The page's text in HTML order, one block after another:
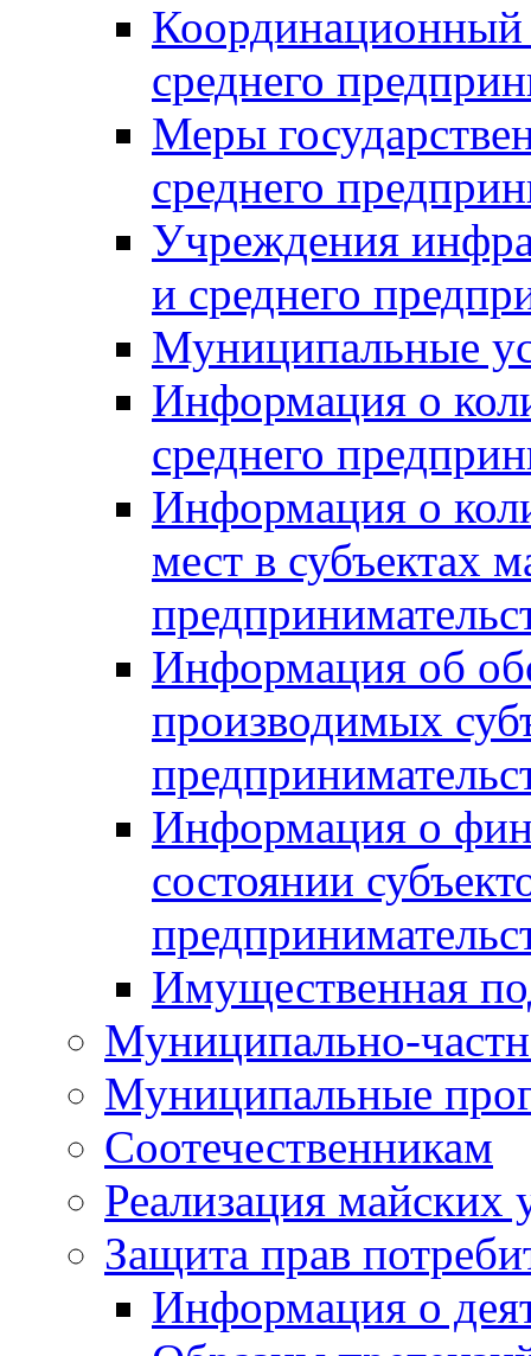
Координационный
среднего
Меры
среднего
Учреждения
и среднего
Муниципальные
Информация о
среднего
Информация о
мест в субъектах
Информация об
производимых
Информация о
состоянии
Имущественная
Муниципально-
Муниципальные
Соотечественникам
Реализация майских
Защита прав
Информация о